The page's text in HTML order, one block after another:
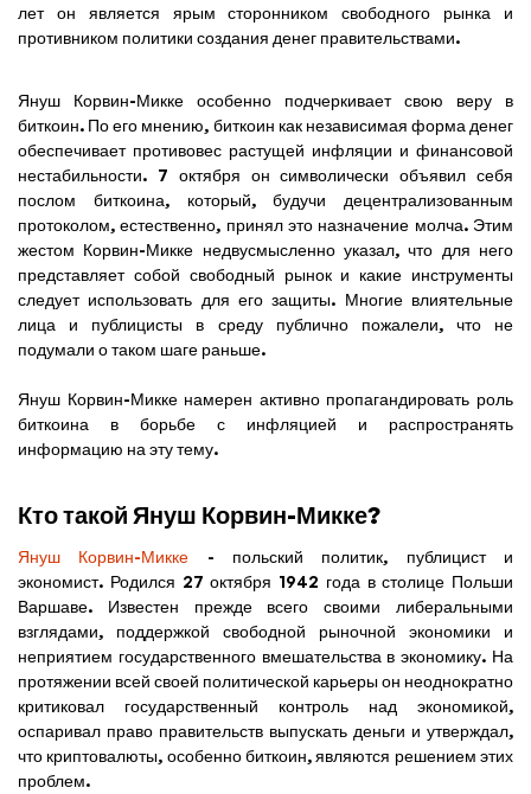
лет он является ярым сторонником свободного рынка и
противником политики создания денег правительствами.
Януш Корвин-Микке особенно подчеркивает свою веру в
биткоин. По его мнению, биткоин как независимая форма денег
обеспечивает противовес растущей инфляции и финансовой
нестабильности. 7 октября он символически объявил себя
послом биткоина, который, будучи децентрализованным
протоколом, естественно, принял это назначение молча. Этим
жестом Корвин-Микке недвусмысленно указал, что для него
представляет собой свободный рынок и какие инструменты
следует использовать для его защиты. Многие влиятельные
лица и публицисты в среду публично пожалели, что не
подумали о таком шаге раньше.
Януш Корвин-Микке намерен активно пропагандировать роль
биткоина в борьбе с инфляцией и распространять
информацию на эту тему.
Кто такой Януш Корвин-Микке?
Януш Корвин-Микке - польский политик, публицист и
экономист. Родился 27 октября 1942 года в столице Польши
Варшаве. Известен прежде всего своими либеральными
взглядами, поддержкой свободной рыночной экономики и
неприятием государственного вмешательства в экономику. На
протяжении всей своей политической карьеры он неоднократно
критиковал государственный контроль над экономикой,
оспаривал право правительств выпускать деньги и утверждал,
что криптовалюты, особенно биткоин, являются решением этих
проблем.